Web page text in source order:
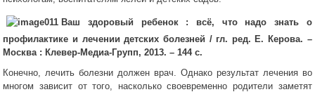
Ваш здоровый ребенок : всё, что надо знать о
профилактике и лечении детских болезней / гл. ред. Е. Керова. –
Москва : Клевер-Медиа-Групп, 2013. – 144 с.
Конечно, лечить болезни должен врач. Однако результат лечения во
многом зависит от того, насколько своевременно родители заметят